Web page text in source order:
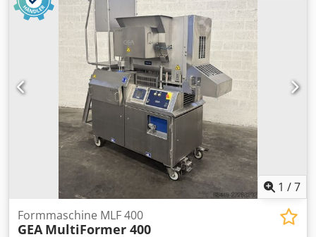
Kapazität: 135 dm³ Kältemittel: NH3 Gewicht: 770 kg
Betriebsdruck: 22 bar Crodpfx Aozkg I Hoqvof Prüfdruck: 32
bar Gesamtabmessungen einschließlich Kühlpaneele und
Edelstahltür: 7.500 x 2.700 x 3.300 mm
1 /7
Formmaschine MLF 400
GEA MultiFormer 400